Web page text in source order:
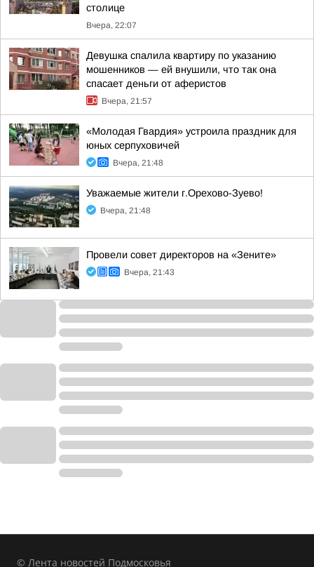
столице
Вчера, 22:07
Девушка спалила квартиру по указанию
мошенников — ей внушили, что так она
спасает деньги от аферистов
Вчера, 21:57
«Молодая Гвардия» устроила праздник для
юных серпуховичей
Вчера, 21:48
Уважаемые жители г.Орехово-Зуево!
Вчера, 21:48
Провели совет директоров на «Зените»
Вчера, 21:43
© Лента новостей Подмосковья